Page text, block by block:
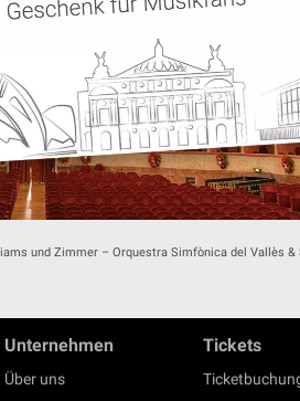
und Zimmer – Orquestra Simfònica del Vallès
Unternehmen
Über uns
Tickets